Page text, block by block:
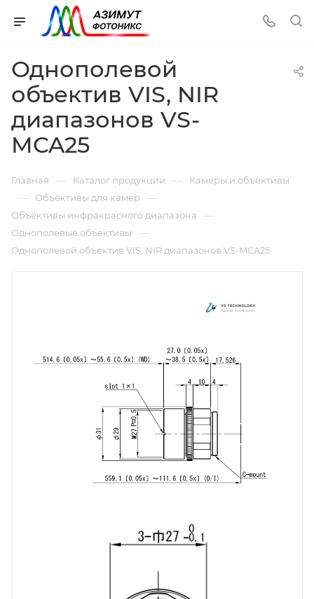
Однополевой
объектив VIS, NIR
диапазонов VS-
MCA25
Главная — Каталог продукции — Камеры и объективы
— Объективы для камер —
Объективы инфракрасного диапазона —
Однополевые объективы —
Однополевой объектив VIS, NIR диапазонов VS-MCA25